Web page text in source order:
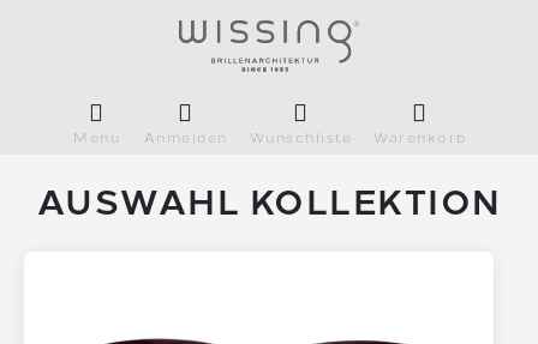
Menü Anmelden Wunschliste Warenkorb
AUSWAHL KOLLEKTION